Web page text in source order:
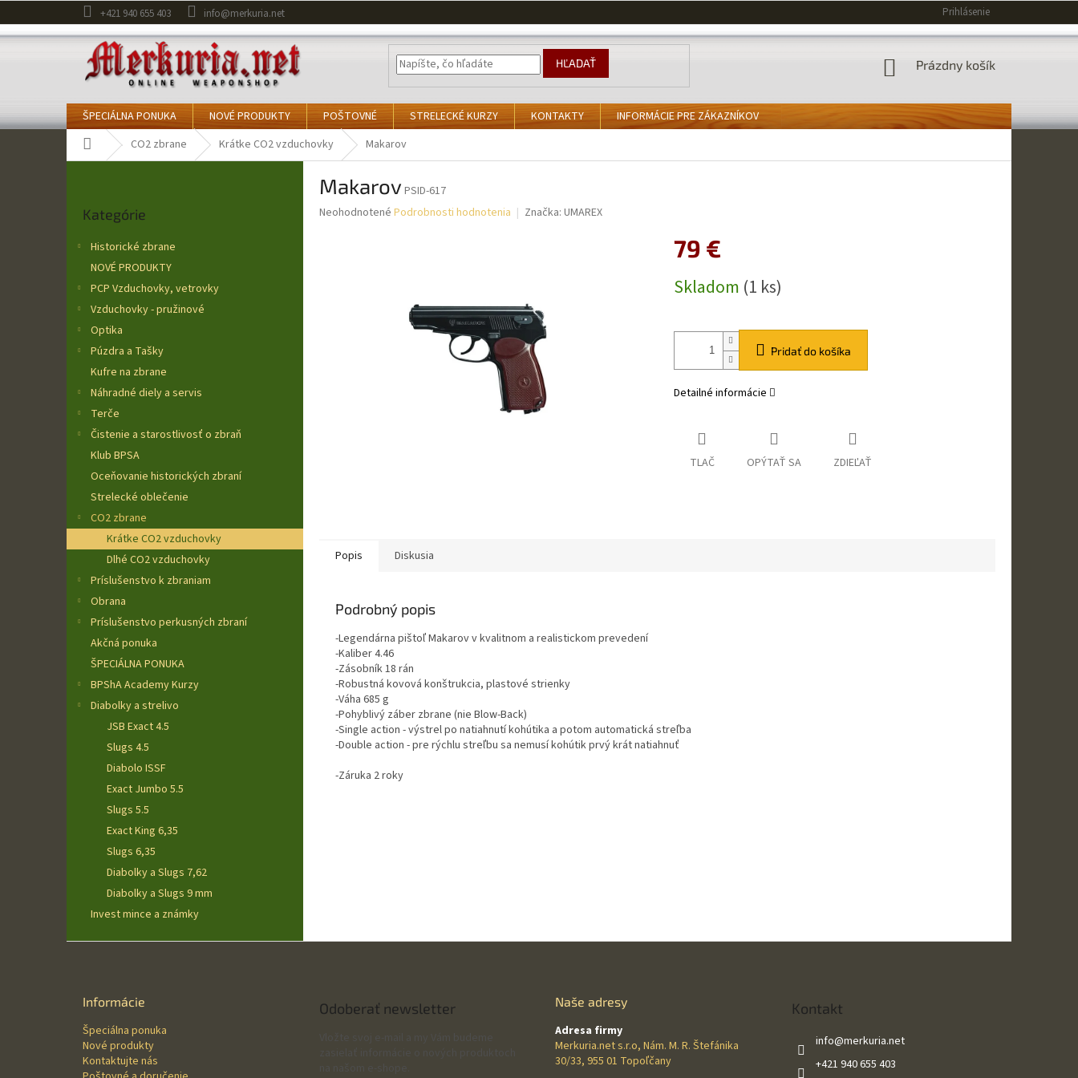
na
obsah
+421 940 655 403 info@merkuria.net Prihlásenie
HĽADAŤ
NÁKUPNÝ
Prázdny košík
ŠPECIÁLNA PONUKA NOVÉ PRODUKTY POŠTOVNÉ STRELECKÉ KURZY KONTAKTY
INFORMÁCIE PRE ZÁKAZNÍKOV
Domov CO2 zbrane Krátke CO2 vzduchovky Makarov
kategórie
Kategórie
Historické zbrane
NOVÉ PRODUKTY
PCP Vzduchovky, vetrovky
Vzduchovky - pružinové
Optika
Púzdra a Tašky
Kufre na zbrane
Náhradné diely a servis
Terče
Čistenie a starostlivosť o zbraň
Klub BPSA
Oceňovanie historických zbraní
Strelecké oblečenie
CO2 zbrane
Krátke CO2 vzduchovky
Dlhé CO2 vzduchovky
Príslušenstvo k zbraniam
Obrana
Príslušenstvo perkusných zbraní
Akčná ponuka
ŠPECIÁLNA PONUKA
BPShA Academy Kurzy
Diabolky a strelivo
JSB Exact 4.5
Slugs 4.5
Diabolo ISSF
Exact Jumbo 5.5
Slugs 5.5
Exact King 6,35
Slugs 6,35
Diabolky a Slugs 7,62
Diabolky a Slugs 9 mm
Invest mince a známky
Makarov PSID-617
Priemerné
Neohodnotené Podrobnosti hodnotenia Značka: UMAREX
79 €
cena:
Skladom (1 ks)
Pridať do košíka
Detailné informácie
TLAČ OPÝTAŤ SA ZDIEĽAŤ
Popis Diskusia
Podrobný popis
-Legendárna pištoľ Makarov v kvalitnom a realistickom prevedení
-Kaliber 4.46
-Zásobník 18 rán
-Robustná kovová konštrukcia, plastové strienky
-Váha 685 g
-Pohyblivý záber zbrane (nie Blow-Back)
-Single action - výstrel po natiahnutí kohútika a potom automatická streľba
-Double action - pre rýchlu streľbu sa nemusí kohútik prvý krát natiahnuť
-Záruka 2 roky
Informácie
Špeciálna ponuka
Nové produkty
Kontaktujte nás
Odoberať newsletter Naše adresy
Adresa firmy
Merkuria.net s.r.o, Nám. M. R. Štefánika
30/33, 955 01 Topoľčany
Kontakt
info@merkuria.net
+421 940 655 403